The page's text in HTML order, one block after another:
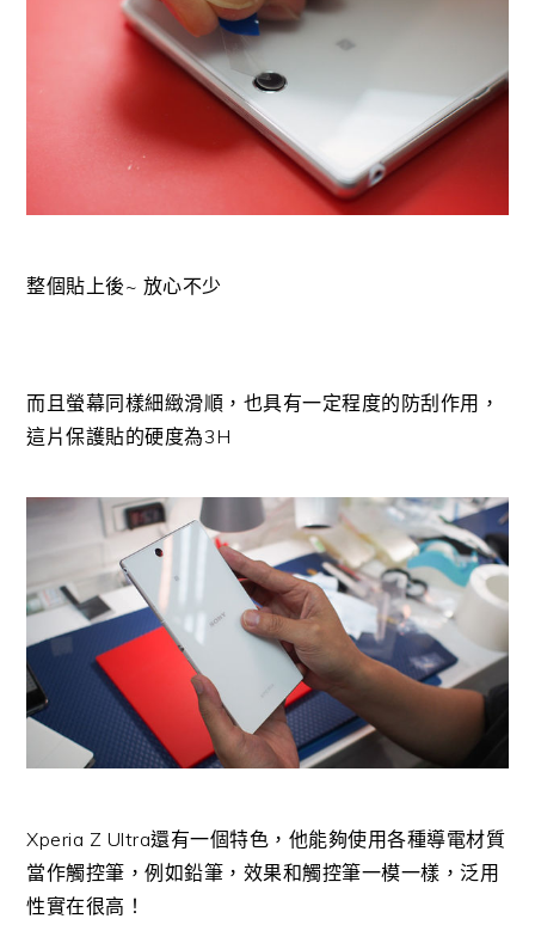
整個貼上後~ 放心不少
而且螢幕同樣細緻滑順，也具有一定程度的防刮作用，
這片保護貼的硬度為3H
Xperia Z Ultra還有一個特色，他能夠使用各種導電材質
當作觸控筆，例如鉛筆，效果和觸控筆一模一樣，泛用
性實在很高！